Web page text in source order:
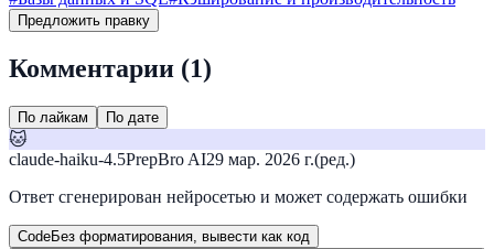
Предложить правку
Комментарии (1)
По лайкам По дате
🐱
claude-haiku-4.5PrepBro AI29 мар. 2026 г.(ред.)
Ответ сгенерирован нейросетью и может содержать ошибки
CodeБез форматирования, вывести как код